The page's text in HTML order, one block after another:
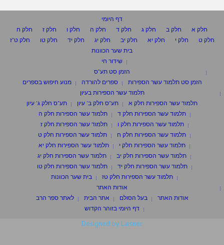
דף היומי
חלק א
חלק ב חלק ג חלק ד חלק ה חלק ו חלק ז
חלק ח
חלק ט
חלק י חלק יא חלק יב חלק יג חלק יד חלק טו
חלק ט"ז
בית שער הכוונות
שידור חי
הזמן סט תע"ס
הזמן סט תלמוד עשר הספירות
ספרים להורדה
מנוע חיפוש בספרים
תלמוד עשר הספירות בעיון
תלמוד עשר הספירות חלק א
תע"ס חלק ב' עיון
תע"ס חלק ג' עיון
תלמוד עשר הספירות חלק ד
תלמוד עשר הספירות חלק ה
תלמוד עשר הספירות חלק ו
תלמוד עשר הספירות חלק ז
תלמוד עשר הספירות חלק ח
תלמוד עשר הספירות חלק ט
תלמוד עשר הספירות חלק י
תלמוד עשר הספירות חלק יא
תלמוד עשר הספירות חלק יב
תלמוד עשר הספירות חלק יג
תלמוד עשר הספירות חלק יד
תלמוד עשר הספירות חלק טו
תלמוד עשר הספירות חלק טז
בית שער הכוונות
אודות האתר
אודות האתר
בעל הסולם אתר הבית
לאתר ספר הרב
דף היומי בזוהר הקדוש
Designed by Laisner